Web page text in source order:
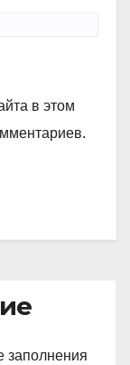
в этом
заполнения